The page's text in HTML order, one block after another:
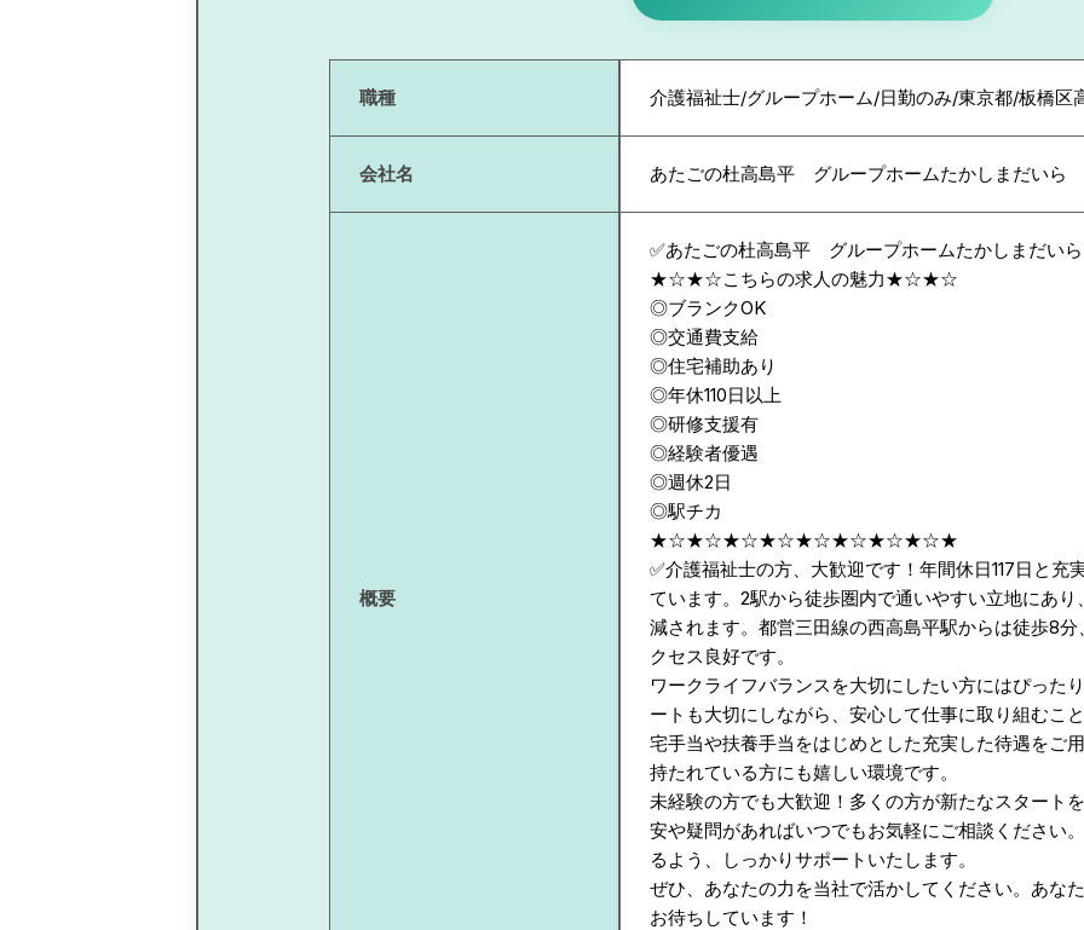
職種 介護福祉士/グループホーム/日勤のみ/東京都/板橋区
会社名 あたごの杜高島平 グループホームたかしまだいら
概要
✅あたごの杜高島平 グループホームたかしまだい
★☆★☆こちらの求人の魅力★☆★☆
◎ブランクOK
◎交通費支給
◎住宅補助あり
◎年休110日以上
◎研修支援有
◎経験者優遇
◎週休2日
◎駅チカ
★☆★☆★☆★☆★☆★☆★☆★☆★
✅介護福祉士の方、大歓迎です！年間休日117日と充
ています。2駅から徒歩圏内で通いやすい立地にあ
減されます。都営三田線の西高島平駅からは徒歩8
クセス良好です。
ワークライフバランスを大切にしたい方にはぴった
ートも大切にしながら、安心して仕事に取り組むこ
宅手当や扶養手当をはじめとした充実した待遇をご
持たれている方にも嬉しい環境です。
未経験の方でも大歓迎！多くの方が新たなスタート
安や疑問があればいつでもお気軽にご相談ください
るよう、しっかりサポートいたします。
ぜひ、あなたの力を当社で活かしてください。あな
お待ちしています！